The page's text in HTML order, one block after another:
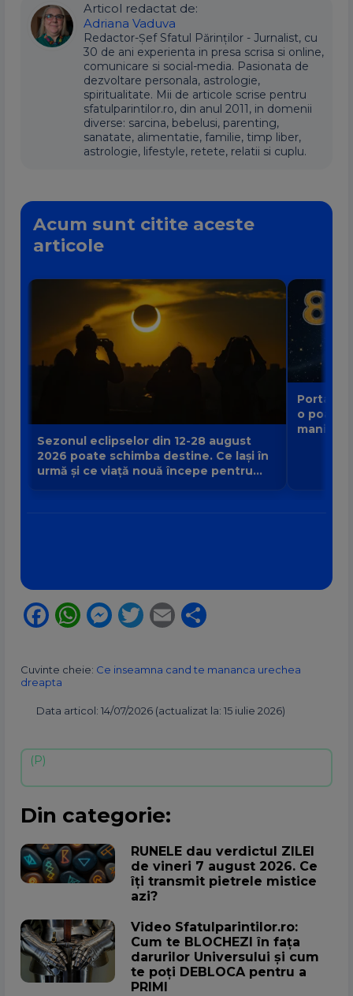
Articol redactat de:
Adriana Vaduva
Redactor-Șef Sfatul Părinților - Jurnalist, cu
30 de ani experienta in presa scrisa si online,
comunicare si social-media. Pasionata de
dezvoltare personala, astrologie,
spiritualitate. Mii de articole scrise pentru
sfatulparintilor.ro, din anul 2011, in domenii
diverse: sarcina, bebelusi, parenting,
sanatate, alimentatie, familie, timp liber,
astrologie, lifestyle, retete, relatii si cuplu.
Acum sunt citite aceste
articole
Sezonul eclipselor din 12-28 august
2026 poate schimba destine. Ce lași în
urmă și ce viață nouă începe pentru
Portalul
o poartă
Facebook
WhatsApp
Messenger
Twitter
Email
Cuvinte cheie: Ce inseamna cand te mananca urechea
dreapta
Data articol: 14/07/2026 (actualizat la: 15 iulie 2026)
Din categorie:
RUNELE dau verdictul ZILEI
de vineri 7 august 2026. Ce
îți transmit pietrele mistice
azi?
Video Sfatulparintilor.ro:
Cum te BLOCHEZI în fața
darurilor Universului și cum
te poți DEBLOCA pentru a
PRIMI